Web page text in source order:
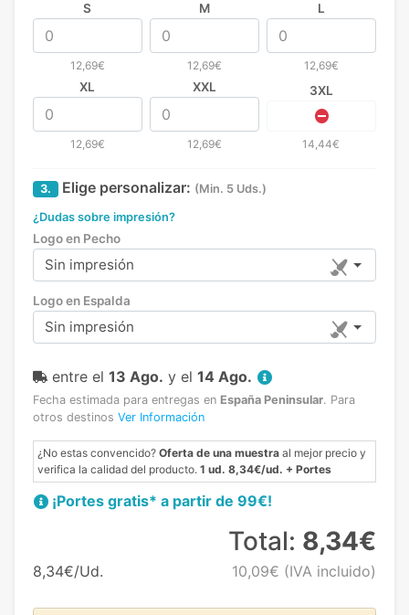
S
12,69€
M
12,69€
L
12,69€
XL
12,69€
XXL
12,69€
3XL
14,44€
3. Elige personalizar: (Min. 5 Uds.)
¿Dudas sobre impresión?
Logo en Pecho
Sin impresión
Logo en Espalda
Sin impresión
entre el 13 Ago. y el 14 Ago.
Fecha estimada para entregas en España Peninsular. Para
otros destinos Ver Información
¿No estas convencido? Oferta de una muestra al mejor precio y
verifica la calidad del producto. 1 ud. 8,34€/ud. + Portes
¡Portes gratis* a partir de 99€!
8,34€/Ud.
Total: 8,34€
10,09€ (IVA incluido)